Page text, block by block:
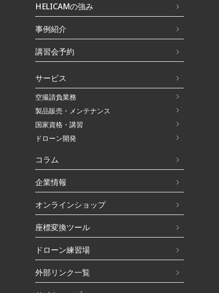
HELICAMの強み
事例紹介
講習会予約
サービス
空撮請負業務
製品販売・メンテナンス
国家資格・講習
ドローン開発
コラム
企業情報
オンラインショップ
座標変換ツール
ドローン練習場
外部リンク一覧